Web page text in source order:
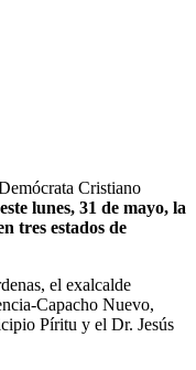
Cristiano
lunes, 31 de mayo, la
tres estados de
el exalcalde
Capacho Nuevo,
Píritu y el Dr. Jesús